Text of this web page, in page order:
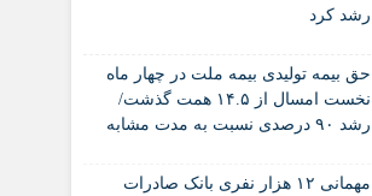
رشد کرد
حق بیمه تولیدی بیمه ملت در چهار ماه
نخست امسال از ۱۴.۵ همت گذشت/
رشد ۹۰ درصدی نسبت به مدت مشابه
مهمانی ۱۲ هزار نفری بانک صادرات